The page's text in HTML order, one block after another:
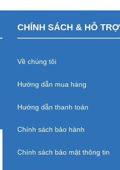
CHÍNH SÁCH & HỖ TRỢ
Về chúng tôi
Hướng dẫn mua hàng
Hướng dẫn thanh toán
Chính sách bảo hành
Chính sách bảo mật thông tin